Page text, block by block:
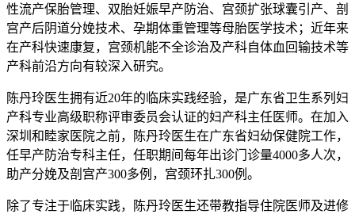
性流产保胎管理、双胎妊娠早产防治、宫颈扩张球囊引产、剖
宫产后阴道分娩技术、孕期体重管理等母胎医学技术；近年来
在产科快速康复，宫颈机能不全诊治及产科自体血回输技术等
产科前沿方向有较深入研究。
陈丹玲医生拥有近20年的临床实践经验，是广东省卫生系列妇
产科专业高级职称评审委员会认证的妇产科主任医师。在加入
深圳和睦家医院之前，陈丹玲医生在广东省妇幼保健院工作，
任早产防治专科主任，任职期间每年出诊门诊量4000多人次，
助产分娩及剖宫产300多例，宫颈环扎300例。
除了专注于临床实践，陈丹玲医生还带教指导住院医师及进修